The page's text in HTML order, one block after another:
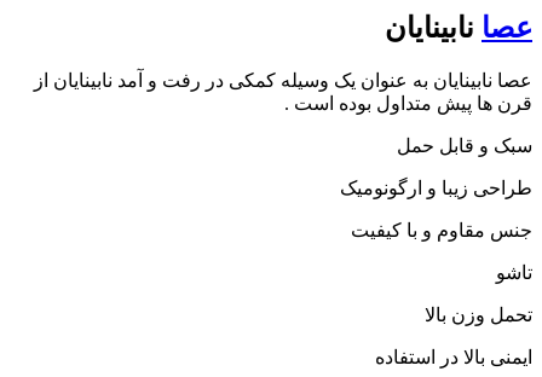
عصا نابینایان
عصا نابینایان به عنوان یک وسیله کمکی در رفت و آمد نابینایان از
قرن ها پیش متداول بوده است .
سبک و قابل حمل
طراحی زیبا و ارگونومیک
جنس مقاوم و با کیفیت
تاشو
تحمل وزن بالا
ایمنی بالا در استفاده